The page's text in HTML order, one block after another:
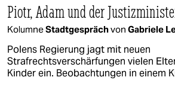
Piotr, Adam und der
KolumneStadtgesprächvon Gabriele
Polens Regierung jagt mit neuen
Strafrechtsverschärfungen vielen
Kinder ein. Beobachtungen in einem